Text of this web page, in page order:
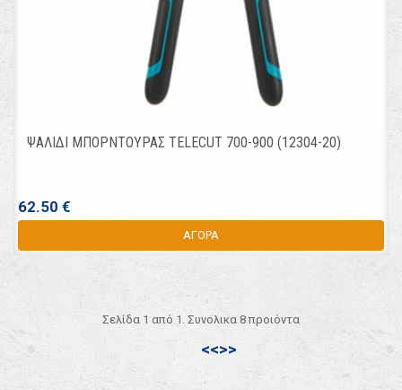
ΨΑΛΙΔΙ ΜΠΟΡΝΤΟΥΡΑΣ TELECUT 700-900 (12304-20)
62.50 €
ΑΓΟΡΑ
Σελίδα 1 από 1. Συνολικα 8 προιόντα
<<>>